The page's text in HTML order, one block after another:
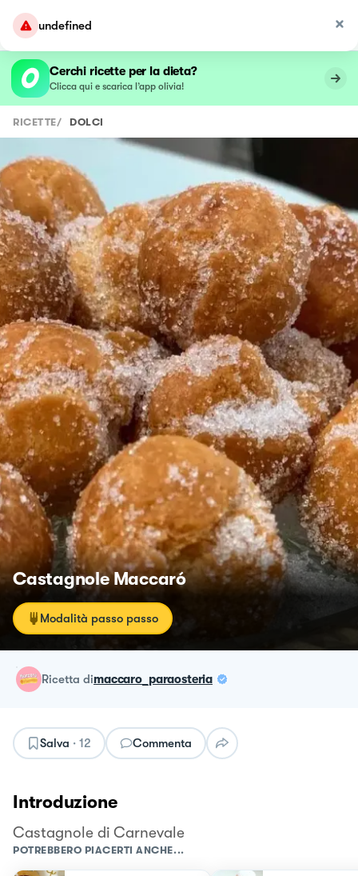
undefined
Cerchi ricette per la dieta?
Clicca qui e scarica l’app olivia!
RICETTE/ DOLCI
Castagnole Maccaró
Modalità passo passo
ricetta dimaccaro_paraosteria
Salva · 12 Commenta
Introduzione
Castagnole di Carnevale
POTREBBERO PIACERTI ANCHE...